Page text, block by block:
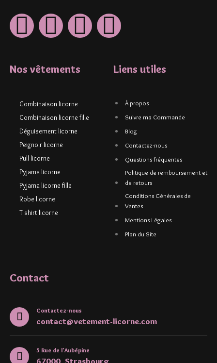
Nos vêtements
Combinaison licorne
Combinaison licorne fille
Déguisement licorne
Peignoir licorne
Pull licorne
Pyjama licorne
Pyjama licorne fille
Robe licorne
T shirt licorne
Liens utiles
À propos
Suivre ma Commande
Blog
Contactez-nous
Questions fréquentes
Politique de remboursement et
de retours
Conditions Générales de
Ventes
Mentions Légales
Plan du Site
Contact
Contactez-nous
contact@vetement-licorne.com
5 Rue de l'Aubépine
67000, Strasbourg